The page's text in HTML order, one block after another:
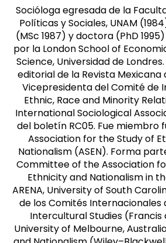
Femenino
Socióloga egresada de la
Políticas y Sociales, UNAM
(MSc 1987) y doctora (PhD
por la London School of
Science, Universidad de
editorial de la Revista Mexicana
Vicepresidenta del Comité de
Ethnic, Race and Minority
International Sociological
del boletín RC05. Fue miembro
Association for the Study of
Nationalism (ASEN). Forma
Committee of the Association
Ethnicity and Nationalism in
ARENA, University of South
de los Comités Internacionales
Intercultural Studies (Francis
University of Melbourne,